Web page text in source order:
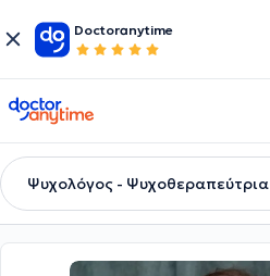
Doctoranytime
doctoranytime
Ψυχολόγος - Ψυχοθεραπεύτρια